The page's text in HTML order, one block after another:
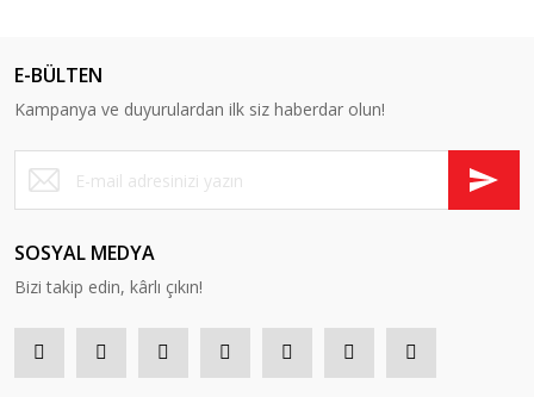
E-BÜLTEN
Kampanya ve duyurulardan ilk siz haberdar olun!
SOSYAL MEDYA
Bizi takip edin, kârlı çıkın!